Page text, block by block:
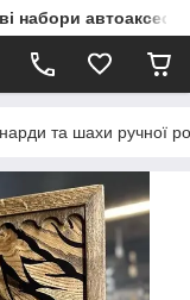
набори
та шахи ручної